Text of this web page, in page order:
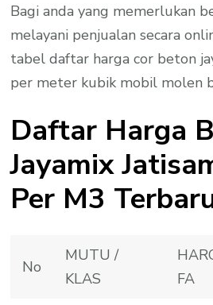
Bagi anda yang memerlukan
melayani penjualan secara
tabel daftar harga cor beton
per meter kubik mobil molen
Daftar Harga
Jayamix
Per M3
No
MUTU /
KLAS
FA